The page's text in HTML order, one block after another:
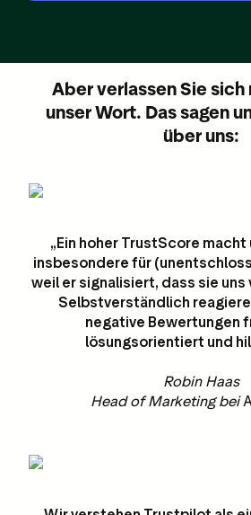
Aber verlassen Sie sich
unser Wort. Das sagen
über uns:
„Ein hoher TrustScore
insbesondere für
weil er signalisiert, dass sie uns
Selbstverständlich
negative Bewertungen
lösungsorientiert und
Robin Haas
Head of Marketing bei